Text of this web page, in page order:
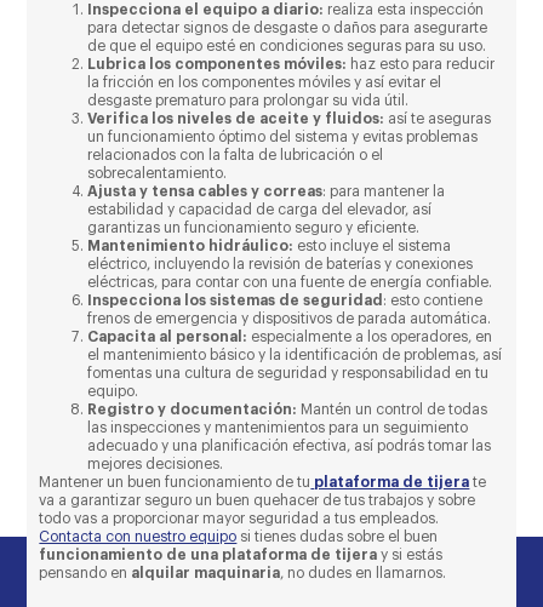
Inspecciona el equipo a diario: realiza esta inspección
para detectar signos de desgaste o daños para asegurarte
de que el equipo esté en condiciones seguras para su uso.
Lubrica los componentes móviles: haz esto para reducir
la fricción en los componentes móviles y así evitar el
desgaste prematuro para prolongar su vida útil.
Verifica los niveles de aceite y fluidos: así te aseguras
un funcionamiento óptimo del sistema y evitas problemas
relacionados con la falta de lubricación o el
sobrecalentamiento.
Ajusta y tensa cables y correas: para mantener la
estabilidad y capacidad de carga del elevador, así
garantizas un funcionamiento seguro y eficiente.
Mantenimiento hidráulico: esto incluye el sistema
eléctrico, incluyendo la revisión de baterías y conexiones
eléctricas, para contar con una fuente de energía confiable.
Inspecciona los sistemas de seguridad : esto contiene
frenos de emergencia y dispositivos de parada automática.
Capacita al personal: especialmente a los operadores, en
el mantenimiento básico y la identificación de problemas, así
fomentas una cultura de seguridad y responsabilidad en tu
equipo.
Registro y documentación: Mantén un control de todas
las inspecciones y mantenimientos para un seguimiento
adecuado y una planificación efectiva, así podrás tomar las
mejores decisiones.
Mantener un buen funcionamiento de tu plataforma de tijera te
va a garantizar seguro un buen quehacer de tus trabajos y sobre
todo vas a proporcionar mayor seguridad a tus empleados.
Contacta con nuestro equipo si tienes dudas sobre el buen
funcionamiento de una plataforma de tijera y si estás
pensando en alquilar maquinaria, no dudes en llamarnos.